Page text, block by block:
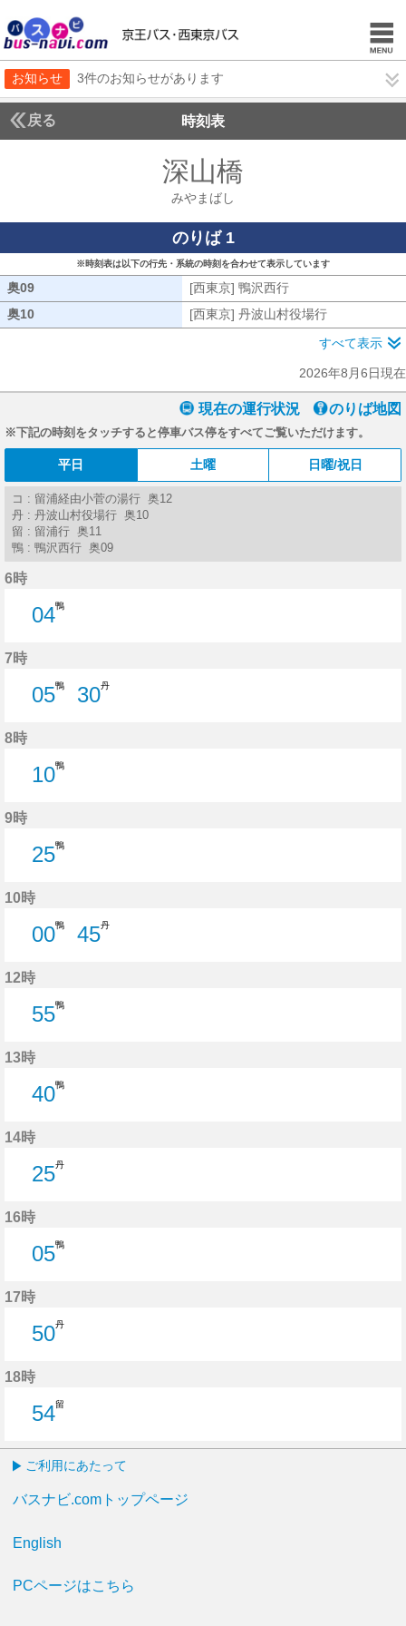
お知らせ 3件のお知らせがあります
戻る 時刻表
深山橋
みやまばし
のりば 1
※時刻表は以下の行先・系統の時刻を合わせて表示しています
奥09 [西東京] 鴨沢西行
奥10
[西東京] 丹波山村役場行
すべて表示
2026年8月6日現在
現在の運行状況 のりば地図
※下記の時刻をタッチすると停車バス停をすべてご覧いただけます。
平日 土曜 日曜/祝日
コ : 留浦経由小菅の湯行 奥12
丹 : 丹波山村役場行 奥10
留 : 留浦行 奥11
鴨 : 鴨沢西行 奥09
6時
04鴨
7時
05鴨
30丹
8時
10鴨
9時
25鴨
10時
00鴨
45丹
12時
55鴨
13時
40鴨
14時
25丹
16時
05鴨
17時
50丹
18時
54留
ご利用にあたって
バスナビ.comトップページ
English
PCページはこちら